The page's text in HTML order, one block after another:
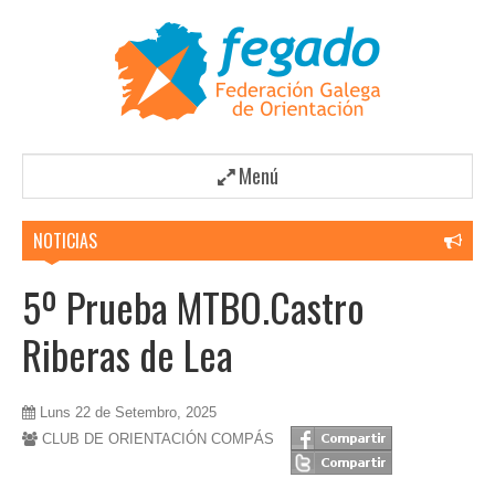
Menú
NOTICIAS
5º Prueba MTBO.Castro
Riberas de Lea
Luns 22 de Setembro, 2025
CLUB DE ORIENTACIÓN COMPÁS